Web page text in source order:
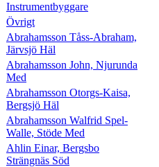
Instrumentbyggare
Övrigt
Abrahamsson Tåss-Abraham,
Järvsjö Häl
Abrahamsson John, Njurunda
Med
Abrahamsson Otorgs-Kaisa,
Bergsjö Häl
Abrahamsson Walfrid Spel-
Walle, Stöde Med
Ahlin Einar, Bergsbo
Strängnäs Söd